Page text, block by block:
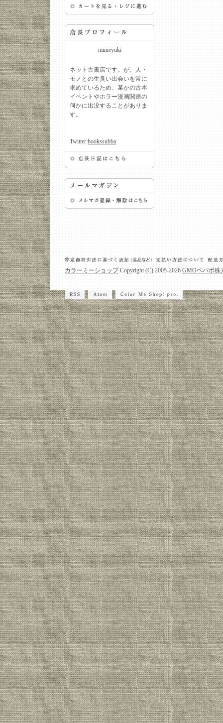
muneyuki
ネット古書店です。が、人・
モノとの生臭い出会いを常に
求めているため、某かの古本
イベントやホラー漫画関連の
何かに出没することがありま
す。
Twitter:bookssubba
カラーミーショップCopyright (C) 2005-2026 GMOペパボ株